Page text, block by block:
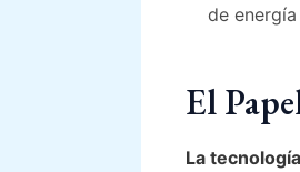
de
El
La